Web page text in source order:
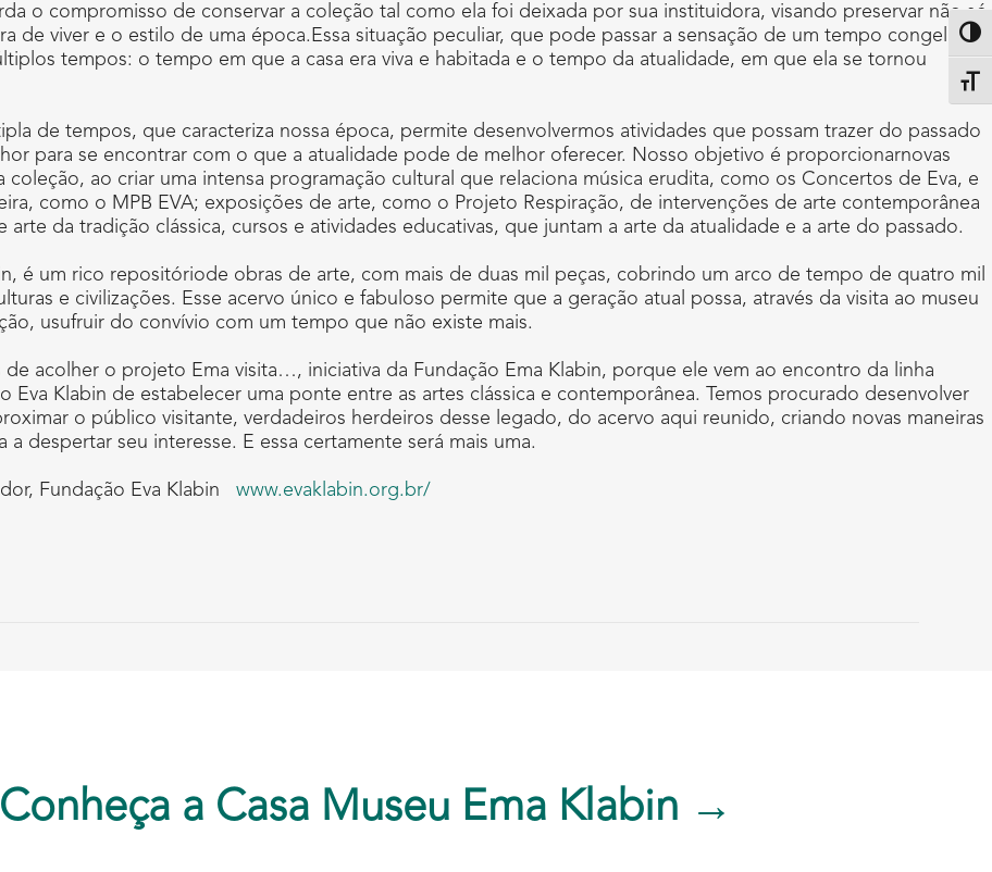
o compromisso de conservar a coleção tal como ela foi deixada por sua instituidora, visando preservar não só
de viver e o estilo de uma época.Essa situação peculiar, que pode passar a sensação de um tempo congelado,
tempos: o tempo em que a casa era viva e habitada e o tempo da atualidade, em que ela se tornou
de tempos, que caracteriza nossa época, permite desenvolvermos atividades que possam trazer do passado
para se encontrar com o que a atualidade pode de melhor oferecer. Nosso objetivo é proporcionarnovas
coleção, ao criar uma intensa programação cultural que relaciona música erudita, como os Concertos de Eva, e
como o MPB EVA; exposições de arte, como o Projeto Respiração, de intervenções de arte contemporânea
arte da tradição clássica, cursos e atividades educativas, que juntam a arte da atualidade e a arte do passado.
é um rico repositóriode obras de arte, com mais de duas mil peças, cobrindo um arco de tempo de quatro mil
e civilizações. Esse acervo único e fabuloso permite que a geração atual possa, através da visita ao museu
usufruir do convívio com um tempo que não existe mais.
de acolher o projeto Ema visita…, iniciativa da Fundação Ema Klabin, porque ele vem ao encontro da linha
Eva Klabin de estabelecer uma ponte entre as artes clássica e contemporânea. Temos procurado desenvolver
o público visitante, verdadeiros herdeiros desse legado, do acervo aqui reunido, criando novas maneiras
a despertar seu interesse. E essa certamente será mais uma.
Fundação Eva Klabin www.evaklabin.org.br/
Conheça a Casa Museu Ema Klabin →